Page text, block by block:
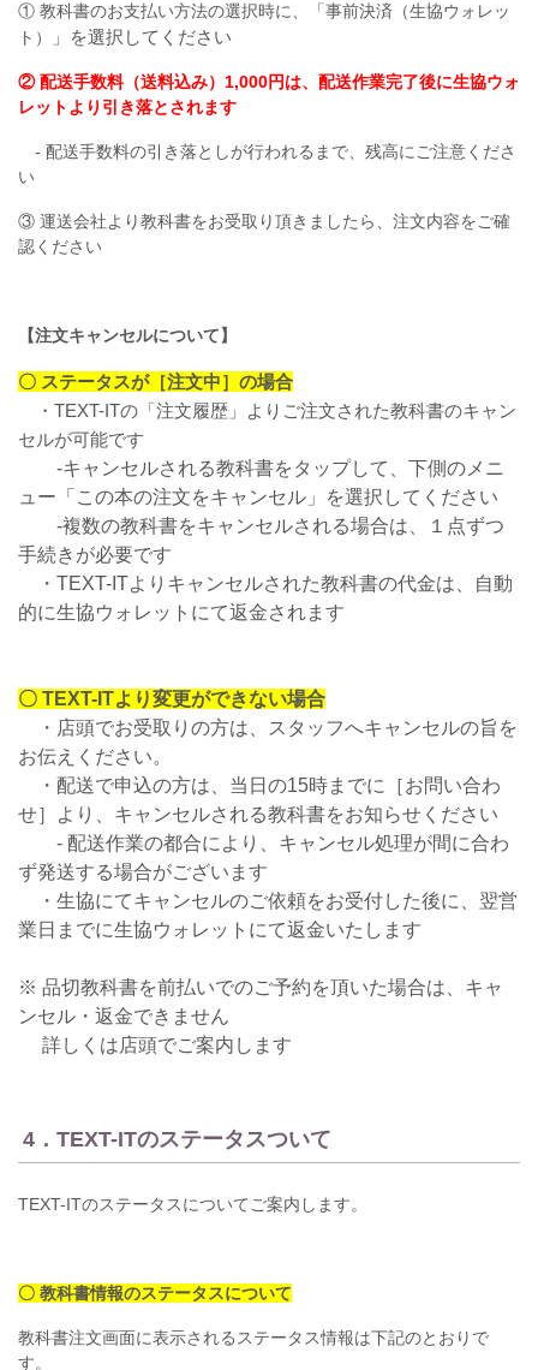
① 教科書のお支払い方法の選択時に、「事前決済（生協ウォレッ
ト）
」を選択してください
② 配送手数料（送料込み）1,000円は、配送作業完了後に生協ウォ
レットより引き落とされます
‐ 配送手数料の引き落としが行われるまで、残高にご注意くださ
い
③ 運送会社より教科書をお受取り頂きましたら、注文内容をご確
認ください
【注文キャンセルについて】
〇 ステータスが［注文中］の場合
・ TEXT-ITの「注文履歴」よりご注文された教科書のキャン
セルが可能です
‐キャンセルされる教科書をタップして、下側のメニ
ュー「この本の注文をキャンセル」を選択してください
‐複数の教科書をキャンセルされる場合は、１点ずつ
手続きが必要です
・TEXT-ITよりキャンセルされた教科書の代金は、自動
的に生協ウォレットにて返金されます
〇 TEXT-ITより変更ができない場合
・店頭でお受取りの方は、スタッフへキャンセルの旨を
お伝えください。
・配送で申込の方は、当日の15時までに［お問い合わ
せ］より、キャンセルされる教科書をお知らせください
‐ 配送作業の都合により、キャンセル処理が間に合わ
ず発送する場合がございます
・生協にてキャンセルのご依頼をお受付した後に、翌営
業日までに生協ウォレットにて返金いたします
※ 品切教科書を前払いでのご予約を頂いた場合は、キャ
ンセル・返金できません
詳しくは店頭でご案内します
4．TEXT-ITのステータスついて
TEXT-ITのステータスについてご案内します。
〇 教科書情報のステータスについて
教科書注文画面に表示されるステータス情報は下記のとおりで
す。